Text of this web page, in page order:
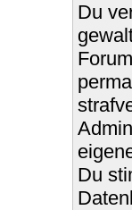
Du
Du